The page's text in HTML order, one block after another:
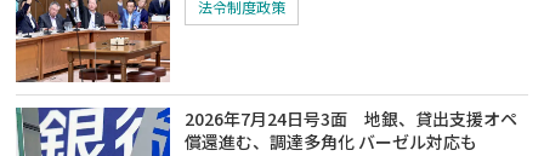
法令制度政策
2026年7月24日号3面 地銀、貸出支援オペ
償還進む、調達多角化 バーゼル対応も